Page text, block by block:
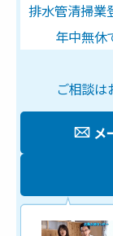
排水管清掃業
年中無休
ご相談は
メ